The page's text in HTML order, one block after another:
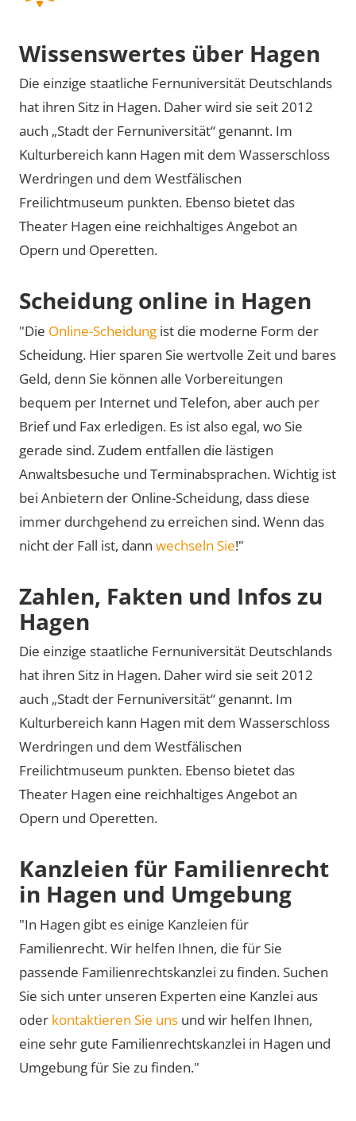
Wissenswertes über Hagen
Die einzige staatliche Fernuniversität Deutschlands
hat ihren Sitz in Hagen. Daher wird sie seit 2012
auch „Stadt der Fernuniversität“ genannt. Im
Kulturbereich kann Hagen mit dem Wasserschloss
Werdringen und dem Westfälischen
Freilichtmuseum punkten. Ebenso bietet das
Theater Hagen eine reichhaltiges Angebot an
Opern und Operetten.
Scheidung online in Hagen
"Die Online-Scheidung ist die moderne Form der
Scheidung. Hier sparen Sie wertvolle Zeit und bares
Geld, denn Sie können alle Vorbereitungen
bequem per Internet und Telefon, aber auch per
Brief und Fax erledigen. Es ist also egal, wo Sie
gerade sind. Zudem entfallen die lästigen
Anwaltsbesuche und Terminabsprachen. Wichtig ist
bei Anbietern der Online-Scheidung, dass diese
immer durchgehend zu erreichen sind. Wenn das
nicht der Fall ist, dann wechseln Sie!"
Zahlen, Fakten und Infos zu
Hagen
Die einzige staatliche Fernuniversität Deutschlands
hat ihren Sitz in Hagen. Daher wird sie seit 2012
auch „Stadt der Fernuniversität“ genannt. Im
Kulturbereich kann Hagen mit dem Wasserschloss
Werdringen und dem Westfälischen
Freilichtmuseum punkten. Ebenso bietet das
Theater Hagen eine reichhaltiges Angebot an
Opern und Operetten.
Kanzleien für Familienrecht
in Hagen und Umgebung
"In Hagen gibt es einige Kanzleien für
Familienrecht. Wir helfen Ihnen, die für Sie
passende Familienrechtskanzlei zu finden. Suchen
Sie sich unter unseren Experten eine Kanzlei aus
oder kontaktieren Sie uns und wir helfen Ihnen,
eine sehr gute Familienrechtskanzlei in Hagen und
Umgebung für Sie zu finden."